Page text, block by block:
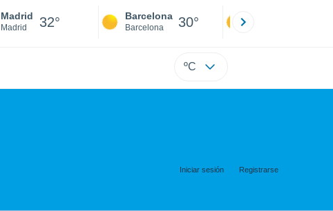
Madrid
Madrid 32° Barcelona
Barcelona 30°
ºC
Iniciar sesión Registrarse